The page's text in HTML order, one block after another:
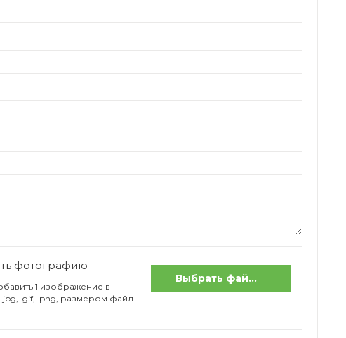
фотографию
1 изображение в
.gif, .png, размером файл
Выбрать файлы